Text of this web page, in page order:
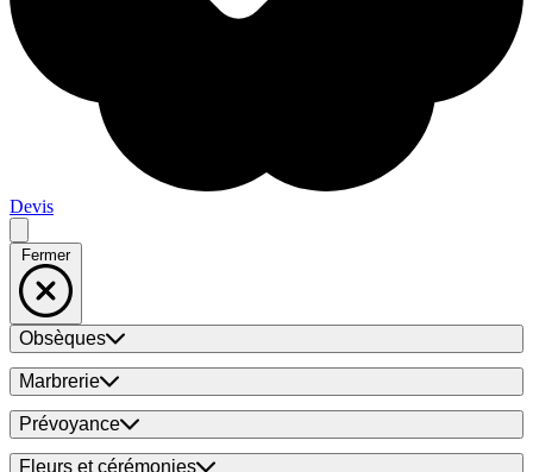
Devis
Fermer
Obsèques
Marbrerie
Prévoyance
Fleurs et cérémonies